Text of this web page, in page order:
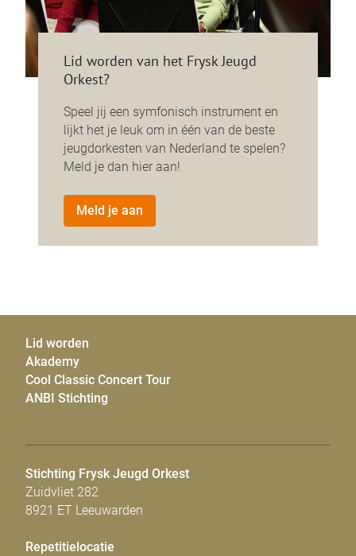
Lid worden van het Frysk Jeugd
Orkest?
Speel jij een symfonisch instrument en
lijkt het je leuk om in één van de beste
jeugdorkesten van Nederland te spelen?
Meld je dan hier aan!
Meld je aan
Lid worden
Akademy
Cool Classic Concert Tour
ANBI Stichting
Stichting Frysk Jeugd Orkest
Zuidvliet 282
8921 ET Leeuwarden
Repetitielocatie